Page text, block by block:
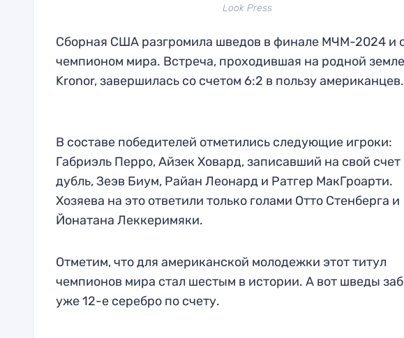
Look Press
Сборная США разгромила шведов в финале МЧМ-2024 и
чемпионом мира. Встреча, проходившая на родной
Kronor, завершилась со счетом 6:2 в пользу
В составе победителей отметились следующие игроки:
Габриэль Перро, Айзек Ховард, записавший на свой счет
дубль, Зеэв Биум, Райан Леонард и Ратгер МакГроарти.
Хозяева на это ответили только голами Отто Стенберга и
Йонатана Леккеримяки.
Отметим, что для американской молодежки этот титул
чемпионов мира стал шестым в истории. А вот шведы
уже 12-е серебро по счету.